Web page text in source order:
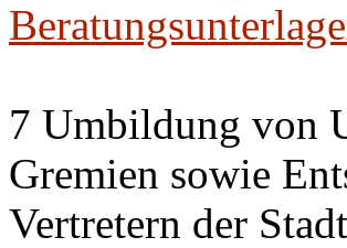
7 Umbildung von
Gremien sowie
Vertretern der